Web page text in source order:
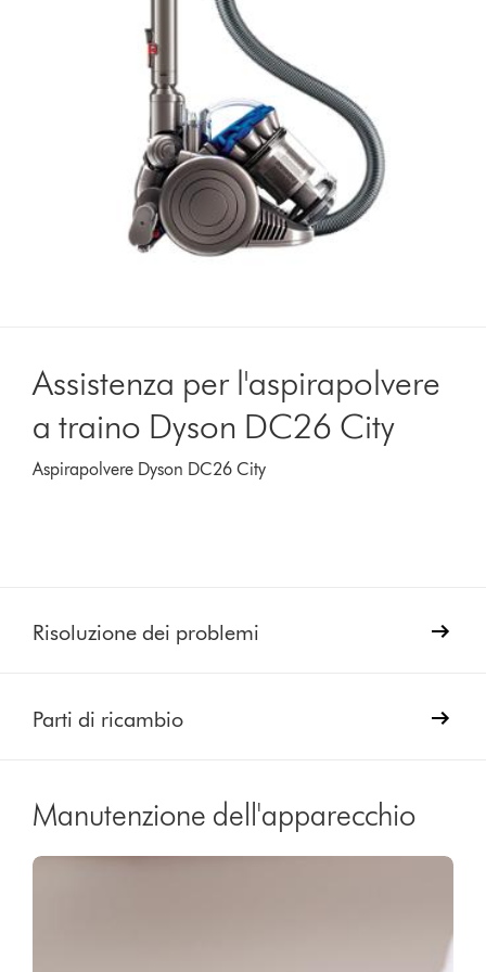
Assistenza per l'aspirapolvere
a traino Dyson DC26 City
Aspirapolvere Dyson DC26 City
Risoluzione dei problemi
Parti di ricambio
Manutenzione dell'apparecchio